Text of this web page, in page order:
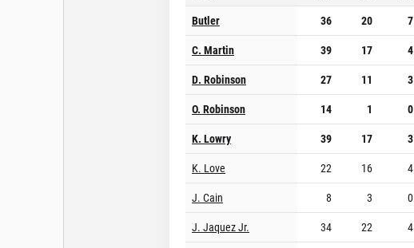
Butler 36 20 7
C. Martin
39 17 4
D. Robinson
27 11 3
O. Robinson
14 1 0
K. Lowry
39 17 3
K. Love
22 16 4
J. Cain
8 3 0
J. Jaquez Jr.
34 22 4